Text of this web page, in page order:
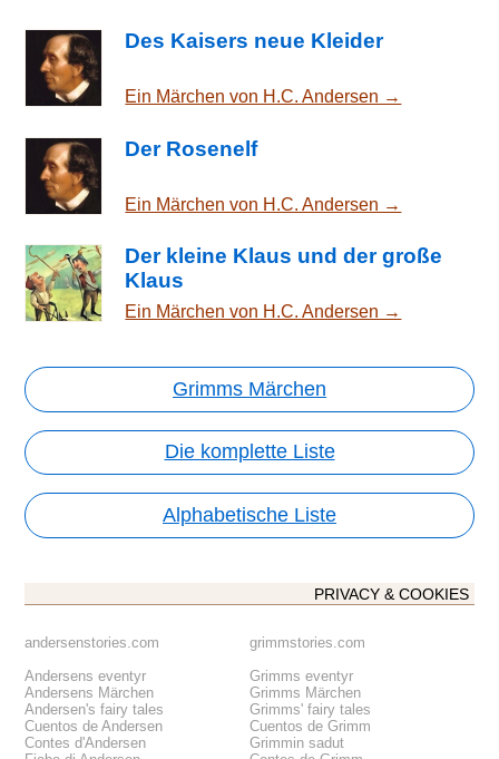
Des Kaisers neue Kleider
Ein Märchen von H.C. Andersen →
Der Rosenelf
Ein Märchen von H.C. Andersen →
Der kleine Klaus und der große
Klaus
Ein Märchen von H.C. Andersen →
Grimms Märchen
Die komplette Liste
Alphabetische Liste
PRIVACY & COOKIES
andersenstories.com
Andersens eventyr
Andersens Märchen
Andersen's fairy tales
Cuentos de Andersen
Contes d'Andersen
grimmstories.com
Grimms eventyr
Grimms Märchen
Grimms' fairy tales
Cuentos de Grimm
Grimmin sadut